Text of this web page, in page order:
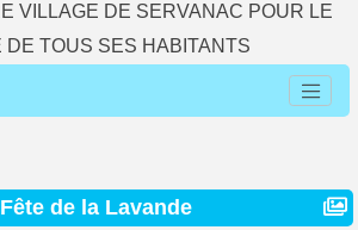
VILLAGE DE SERVANAC POUR LE
DE TOUS SES HABITANTS
de la Lavande